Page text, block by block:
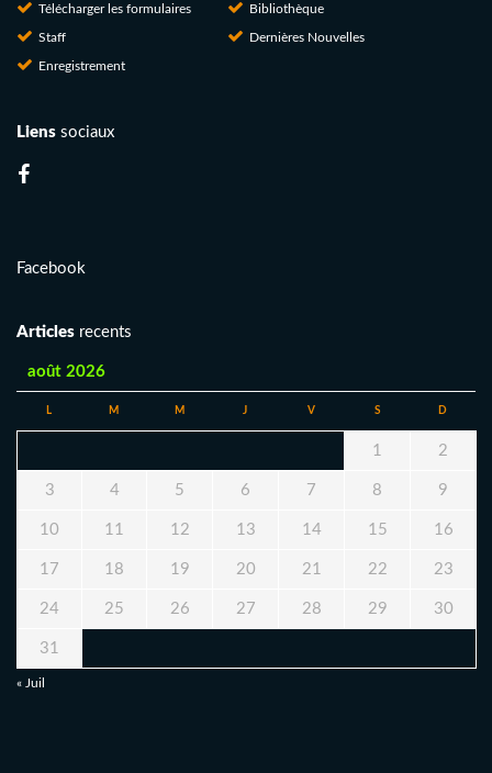
Télécharger les formulaires Bibliothèque
Staff Dernières Nouvelles
Enregistrement
Liens sociaux
Facebook
Articles recents
août 2026
L M M J V S D
1 2
3 4 5 6 7 8 9
10 11 12 13 14 15 16
17 18 19 20 21 22 23
24 25 26 27 28 29 30
31
« Juil